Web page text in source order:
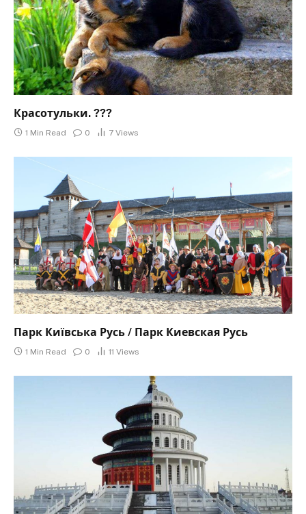
Красотульки. ???
1 Min Read 0 7 Views
Парк Київська Русь / Парк Киевская Русь
1 Min Read 0 11 Views